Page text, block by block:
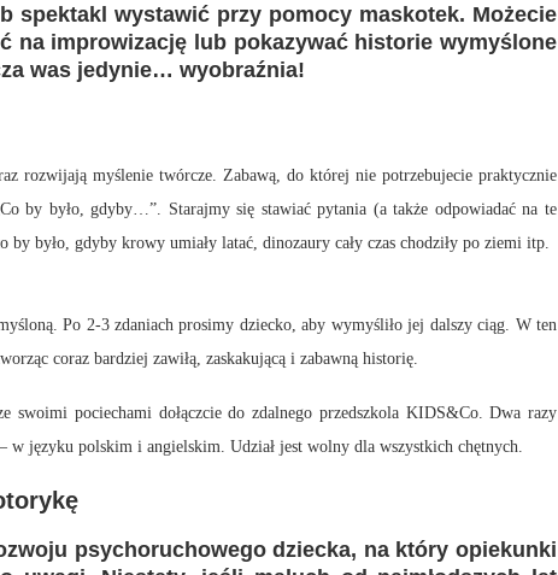
spektakl wystawić przy pomocy maskotek. Możecie
na improwizację lub pokazywać historie wymyślone
was jedynie… wyobraźnia!
rozwijają myślenie twórcze. Zabawą, do której nie potrzebujecie praktycznie
by było, gdyby…”. Starajmy się stawiać pytania (a także odpowiadać na te
by było, gdyby krowy umiały latać, dinozaury cały czas chodziły po ziemi itp.
Po 2-3 zdaniach prosimy dziecko, aby wymyśliło jej dalszy ciąg. W ten
coraz bardziej zawiłą, zaskakującą i zabawną historię.
swoimi pociechami dołączcie do zdalnego przedszkola KIDS&Co. Dwa razy
w języku polskim i angielskim. Udział jest wolny dla wszystkich chętnych.
psychoruchowego dziecka, na który opiekunki